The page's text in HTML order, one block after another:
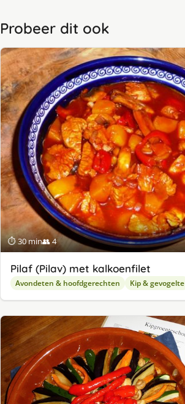
Probeer dit ook
⏱ 30 min👥 4
Pilaf (Pilav) met kalkoenfilet
Avondeten & hoofdgerechten Kip & gevogelte